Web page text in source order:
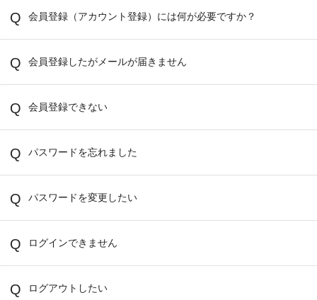
会員登録（アカウント登録）には何が必要ですか？
会員登録したがメールが届きません
会員登録できない
パスワードを忘れました
パスワードを変更したい
ログインできません
ログアウトしたい